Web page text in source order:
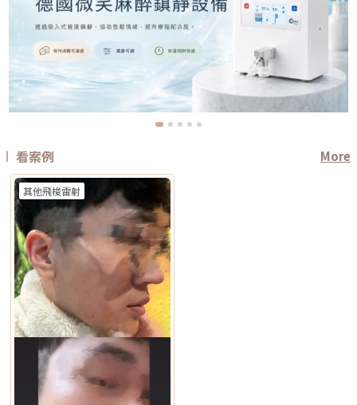
看案例 More
其他飛梭雷射